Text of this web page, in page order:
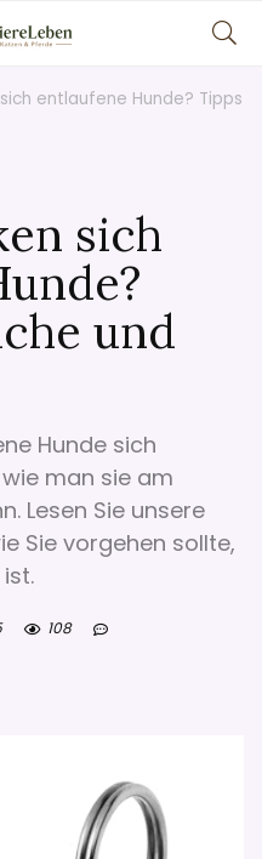
entlaufene Hunde? Tipps
sich
und
Hunde sich
man sie am
Lesen Sie unsere
Sie vorgehen sollte,
108